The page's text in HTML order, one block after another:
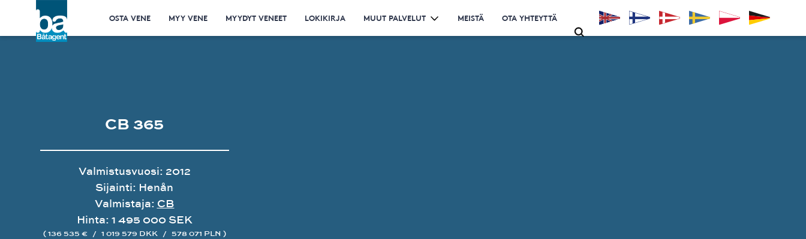
OSTA VENE MYY VENE MYYDYT VENEET LOKIKIRJA MUUT PALVELUT MEISTÄ OTA YHTEYTTÄ
CB 365
Valmistusvuosi: 2012
Sijainti: Henån
Valmistaja: CB
Hinta: 1 495 000 SEK
( 136 535 € / 1 019 579 DKK / 578 071 PLN )